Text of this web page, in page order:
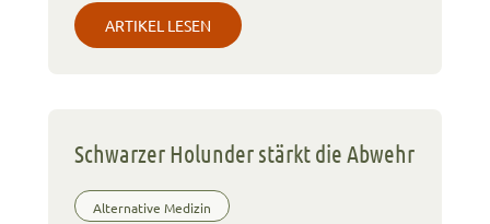
ARTIKEL LESEN
Schwarzer Holunder stärkt die Abwehr
Alternative Medizin